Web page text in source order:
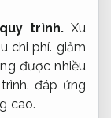
trình. Xu
chi phí. giảm
được nhiều
đáp ứng
cao.